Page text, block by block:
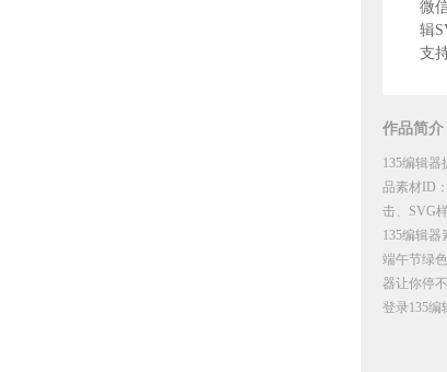
微
辑
支
作品简介
135编辑
品素材ID
击、SVG
135编辑
端午节绿
器让你停
登录135编